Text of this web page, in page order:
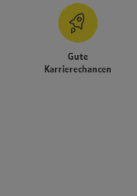
Gute
Karrierechancen